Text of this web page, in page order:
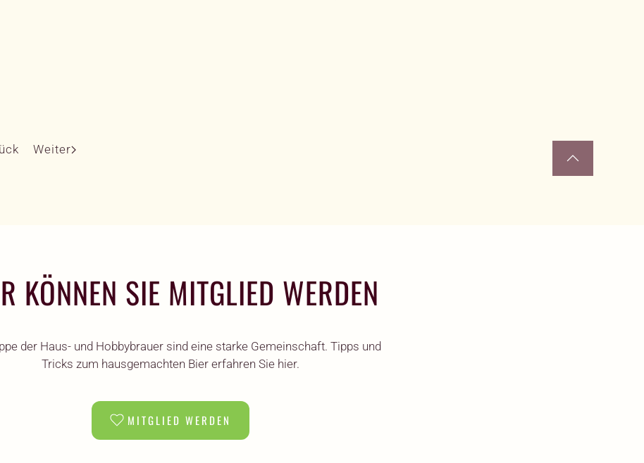
Weiter
KÖNNEN SIE MITGLIED WERDEN
der Haus- und Hobbybrauer sind eine starke Gemeinschaft. Tipps und
Tricks zum hausgemachten Bier erfahren Sie hier.
MITGLIED WERDEN